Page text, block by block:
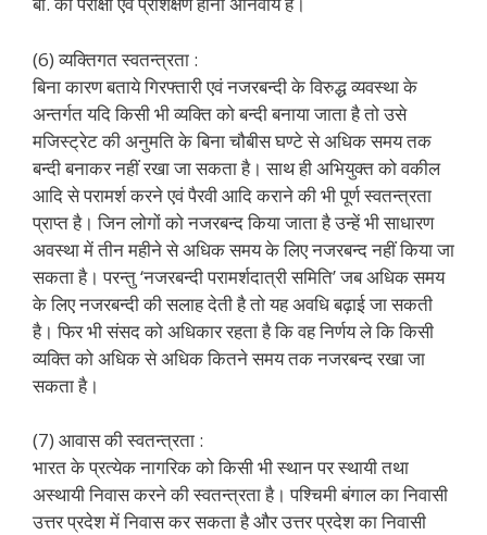
(6) व्यक्तिगत स्वतन्त्रता :
बिना कारण बताये गिरफ्तारी एवं नजरबन्दी के विरुद्ध व्यवस्था के
अन्तर्गत यदि किसी भी व्यक्ति को बन्दी बनाया जाता है तो उसे
मजिस्ट्रेट की अनुमति के बिना चौबीस घण्टे से अधिक समय तक
बन्दी बनाकर नहीं रखा जा सकता है। साथ ही अभियुक्त को वकील
आदि से परामर्श करने एवं पैरवी आदि कराने की भी पूर्ण स्वतन्त्रता
प्राप्त है। जिन लोगों को नजरबन्द किया जाता है उन्हें भी साधारण
अवस्था में तीन महीने से अधिक समय के लिए नजरबन्द नहीं किया जा
सकता है। परन्तु ‘नजरबन्दी परामर्शदात्री समिति’ जब अधिक समय
के लिए नजरबन्दी की सलाह देती है तो यह अवधि बढ़ाई जा सकती
है। फिर भी संसद को अधिकार रहता है कि वह निर्णय ले कि किसी
व्यक्ति को अधिक से अधिक कितने समय तक नजरबन्द रखा जा
सकता है।
(7) आवास की स्वतन्त्रता :
भारत के प्रत्येक नागरिक को किसी भी स्थान पर स्थायी तथा
अस्थायी निवास करने की स्वतन्त्रता है। पश्चिमी बंगाल का निवासी
उत्तर प्रदेश में निवास कर सकता है और उत्तर प्रदेश का निवासी